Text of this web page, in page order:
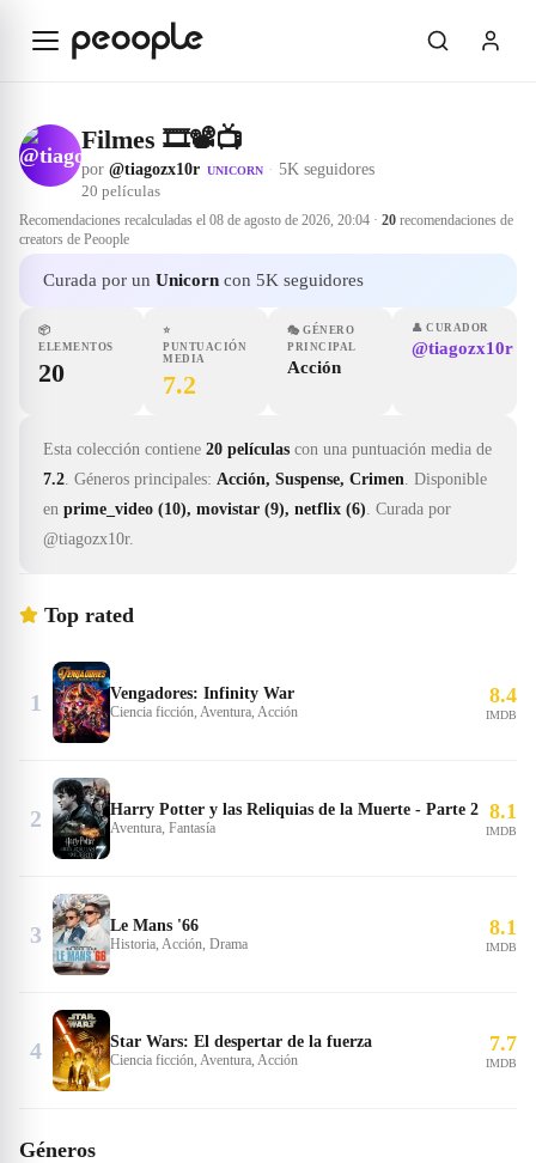
Filmes 🎞📽📺
por @tiagozx10r UNICORN · 5K seguidores
20 películas
Recomendaciones recalculadas el 08 de agosto de 2026, 20:04 · 20 recomendaciones de
creators de Peoople
Curada por un Unicorn con 5K seguidores
📦
ELEMENTOS
20
⭐
PUNTUACIÓN
MEDIA
7.2
🎭 GÉNERO
PRINCIPAL
Acción
👤 CURADOR
@tiagozx10r
Esta colección contiene 20 películas con una puntuación media de
7.2. Géneros principales: Acción, Suspense, Crimen. Disponible
en prime_video (10), movistar (9), netflix (6). Curada por
@tiagozx10r.
Top rated
1 Vengadores: Infinity War
Ciencia ficción, Aventura, Acción
8.4
IMDB
2 Harry Potter y las Reliquias de la Muerte - Parte 2
Aventura, Fantasía
8.1
IMDB
3 Le Mans '66
Historia, Acción, Drama
8.1
IMDB
4 Star Wars: El despertar de la fuerza
Ciencia ficción, Aventura, Acción
7.7
IMDB
Géneros